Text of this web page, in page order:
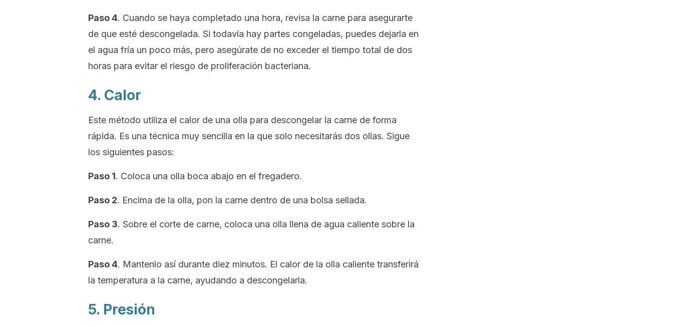
Paso 4. Cuando se haya completado una hora, revisa la carne para asegurarte
de que esté descongelada. Si todavía hay partes congeladas, puedes dejarla en
el agua fría un poco más, pero asegúrate de no exceder el tiempo total de dos
horas para evitar el riesgo de proliferación bacteriana.
4. Calor
Este método utiliza el calor de una olla para descongelar la carne de forma
rápida. Es una técnica muy sencilla en la que solo necesitarás dos ollas. Sigue
los siguientes pasos:
Paso 1. Coloca una olla boca abajo en el fregadero.
Paso 2. Encima de la olla, pon la carne dentro de una bolsa sellada.
Paso 3. Sobre el corte de carne, coloca una olla llena de agua caliente sobre la
carne.
Paso 4. Mantenlo así durante diez minutos. El calor de la olla caliente transferirá
la temperatura a la carne, ayudando a descongelarla.
5. Presión